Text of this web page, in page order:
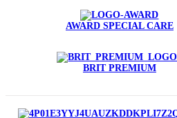
AWARD SPECIAL CARE
BRIT PREMIUM